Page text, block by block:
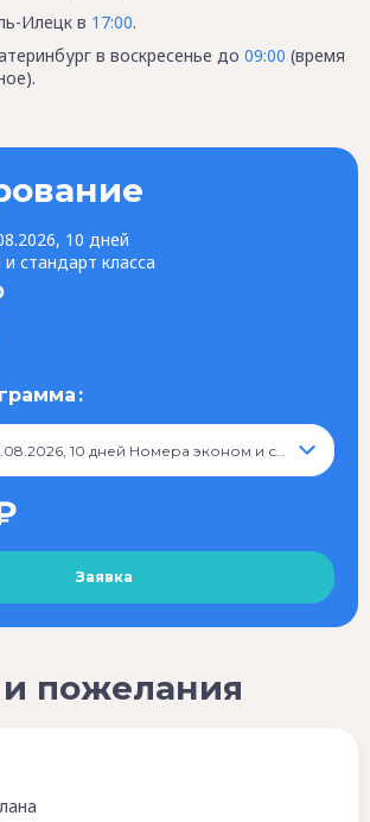
Илецк в 17:00.
в воскресенье до 09:00 (время
10 дней
стандарт класса
14.08.2026 - 23.08.2026, 10 дней Номера эконом и стандарт класса, 18 590 ₽
пожелания